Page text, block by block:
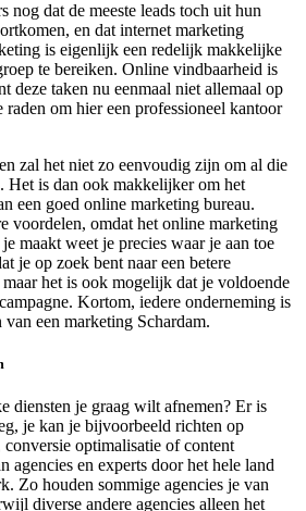
nog dat de meeste leads toch uit hun
en dat internet marketing
is eigenlijk een redelijk makkelijke
te bereiken. Online vindbaarheid is
deze taken nu eenmaal niet allemaal op
raden om hier een professioneel kantoor
zal het niet zo eenvoudig zijn om al die
Het is dan ook makkelijker om het
een goed online marketing bureau.
voordelen, omdat het online marketing
maakt weet je precies waar je aan toe
je op zoek bent naar een betere
het is ook mogelijk dat je voldoende
Kortom, iedere onderneming is
een marketing Schardam.
diensten je graag wilt afnemen? Er is
je kan je bijvoorbeeld richten op
optimalisatie of content
agencies en experts door het hele land
Zo houden sommige agencies je van
diverse andere agencies alleen het